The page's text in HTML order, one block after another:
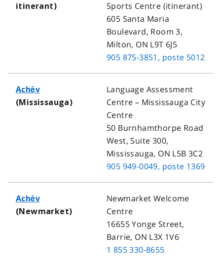
itinerant)
Sports Centre (itinerant)
605 Santa Maria
Boulevard, Room 3,
Milton, ON L9T 6J5
905 875-3851 , poste 5012
Achēv
(Mississauga)
Language Assessment
Centre – Mississauga City
Centre
50 Burnhamthorpe Road
West, Suite 300,
Mississauga, ON L5B 3C2
905 949-0049, poste 1369
Achēv
(Newmarket)
Newmarket Welcome
Centre
16655 Yonge Street,
Barrie, ON L3X 1V6
1 855 330-8655